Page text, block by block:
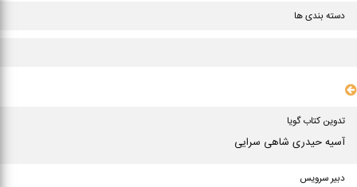
دسته بندی ها
تدوین کتاب گویا
آسیه حیدری شاهی سرایی
دبیر سرویس